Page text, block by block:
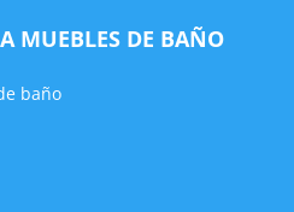
MUEBLES DE BAÑO
baño